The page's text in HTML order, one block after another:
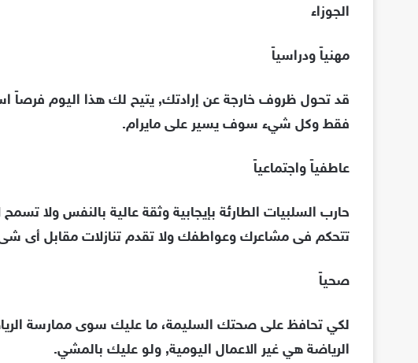
الجوزاء
مهنياً ودراسياً
قد تحول ظروف خارجة عن إرادتك, يتيح لك هذا اليوم فرصاً
فقط وكل شيء سوف يسير على مايرام.
عاطفياً واجتماعياً
حارب السلبيات الطارئة بإيجابية وثقة عالية بالنفس ولا
تتحكم فى مشاعرك وعواطفك ولا تقدم تنازلات مقابل أى
صحياً
لكي تحافظ على صحتك السليمة، ما عليك سوى ممارسة
الرياضة هي غير الاعمال اليومية, ولو عليك بالمشي.